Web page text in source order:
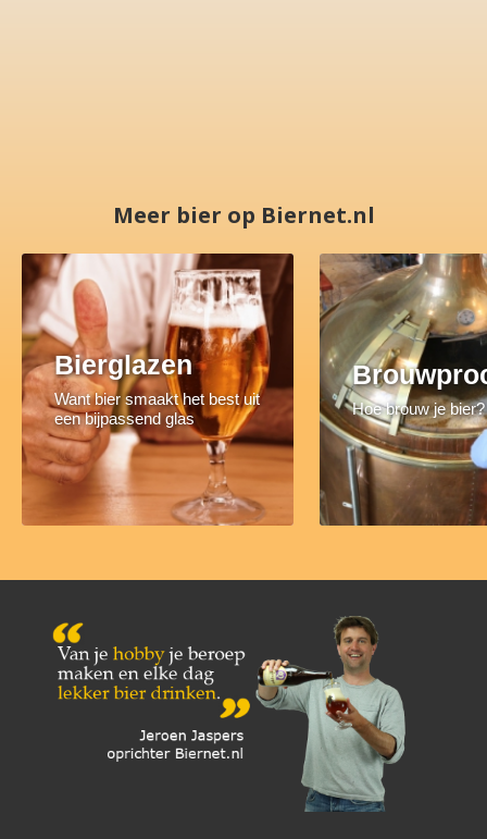
Meer bier op Biernet.nl
Bierglazen
Want bier smaakt het best uit
een bijpassend glas
Hoe brouw je bier?